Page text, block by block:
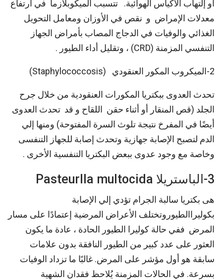
أو إلتهاب الأكياس الهوائية. تتسبب الميكوبلازما في ارتفاع
معدلات الإمراض و نقص في الأوزان ومعامل التحويل
الغذائي والوفيات في الدجاج المصاب بأمراض الجهاز
التنفسي المزمنة (CRD) ، وتقليل أداء الطيور .
2-الميكروب المكور العنقودي (Staphylococcosis)
تحدث العدوى ببكتريا المكورات العنقودية من خلال جرح
الجلد (قص المنقار أو أثناء حقن اللقاح و قد تحدث العدوى
أيضًا في المفرخ نتيجة تلوث السرة المفتوحة) ومنها إلي
الدم لتصبح الإصابة جهازية وتحدث إصابة للجهاز التنفسى
وخاصة مع وجود عدوى ببعض البكتريا التنفسية الأخرى .
3-الباستريلا Pasteurlla multocida
هى بكتريا سالبة الجرام تؤدي إلي الإصابة
بكوليراالطيوروتختلف الأعراض المرضية إعتمادًا على مسار
المرض ففي حالة كوليرا الطيور الحادة ، عادة ما يكون
العثور على عدد كبير من الطيور النافقة بدون علامات
سابقة هو أول مؤشر على المرض. غالبًا ما تزداد الوفيات
بسرعة. في الحالات المزمنة يُلاحظ فقدان الشهية